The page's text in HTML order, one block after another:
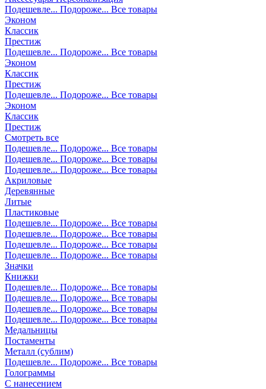
Подешевле... Подороже... Все товары
Эконом
Классик
Престиж
Подешевле... Подороже... Все товары
Эконом
Классик
Престиж
Подешевле... Подороже... Все товары
Эконом
Классик
Престиж
Смотреть все
Подешевле... Подороже... Все товары
Подешевле... Подороже... Все товары
Подешевле... Подороже... Все товары
Акриловые
Деревянные
Литые
Пластиковые
Подешевле... Подороже... Все товары
Подешевле... Подороже... Все товары
Подешевле... Подороже... Все товары
Подешевле... Подороже... Все товары
Значки
Книжки
Подешевле... Подороже... Все товары
Подешевле... Подороже... Все товары
Подешевле... Подороже... Все товары
Подешевле... Подороже... Все товары
Медальницы
Постаменты
Металл (сублим)
Подешевле... Подороже... Все товары
Голограммы
С нанесением